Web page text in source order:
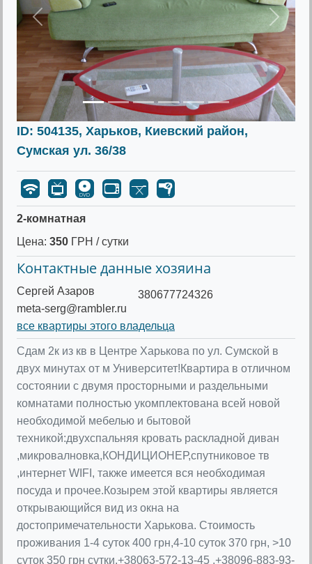
Предыдущее
ID: 504135, Харьков, Киевский район,
Сумская ул. 36/38
2-комнатная
Цена: 350 ГРН / сутки
Контактные данные хозяина
Сергей Азаров
meta-serg@rambler.ru
380677724326
все квартиры этого владельца
Cдам 2к из кв в Центре Харькова по ул. Сумской в
двух минутах от м Университет!Квартира в отличном
состоянии с двумя просторными и раздельными
комнатами полностью укомплектована всей новой
необходимой мебелью и бытовой
техникой:двухспальняя кровать раскладной диван
,микровалновка,КОНДИЦИОНЕР,спутниковое тв
,интернет WIFI, также имеется вся необходимая
посуда и прочее.Козырем этой квартиры является
открывающийся вид из окна на
достопримечательности Харькова. Стоимость
проживания 1-4 суток 400 грн,4-10 суток 370 грн, >10
суток 350 грн сутки.+38063-572-13-45 ,+38096-883-93-